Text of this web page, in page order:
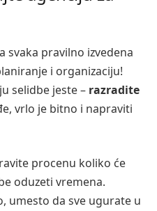
svaka pravilno izvedena
i organizaciju!
selidbe jeste– razradite
vrlo je bitno i napraviti
procenu koliko će
oduzeti vremena.
umesto da sve ugurate u